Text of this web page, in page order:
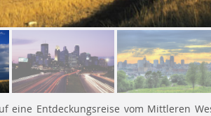
eine Entdeckungsreise vom Mittleren